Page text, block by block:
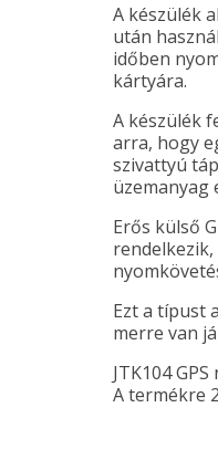
A készülék
után
időben
kártyára.
A készülék
arra, hogy
szivattyú
üzemanyag
Erős külső
Ezt a típust
merre van
JTK104
A termékre